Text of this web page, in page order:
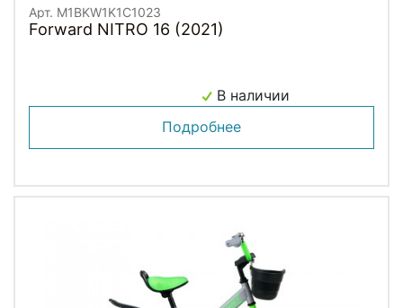
Арт. M1BKW1K1C1023
Forward NITRO 16 (2021)
В наличии
Подробнее